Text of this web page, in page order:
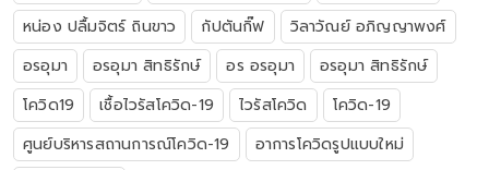
หน่อง ปลื้มจิตร์ ถินขาว
กัปตันกิ๊ฟ
วิลาวัณย์ อภิญญาพงศ์
อรอุมา
อรอุมา สิทธิรักษ์ อร อรอุมา
อรอุมา สิทธิรักษ์
โควิด19
เชื้อไวรัสโควิด-19 ไวรัสโควิด
โควิด-19
ศูนย์บริหารสถานการณ์โควิด-19
อาการโควิดรูปแบบใหม่